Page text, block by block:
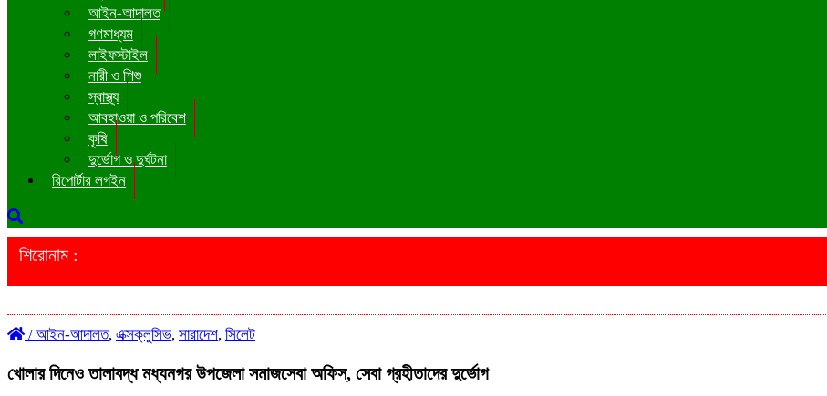
আইন-আদালত
গণমাধ্যম
লাইফস্টাইল
নারী ও শিশু
স্বাস্থ্য
আবহাওয়া ও পরিবেশ
কৃষি
দুর্ভোগ ও দুর্ঘটনা
রিপোর্টার লগইন
শিরোনাম :
/ আইন-আদালত, এক্সক্লুসিভ, সারাদেশ, সিলেট
খোলার দিনেও তালাবদ্ধ মধ্যনগর উপজেলা সমাজসেবা অফিস, সেবা গ্রহীতাদের দুর্ভোগ